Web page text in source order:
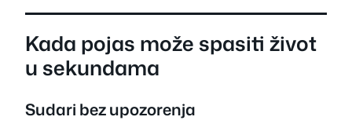
Kada pojas može spasiti život
u sekundama
Sudari bez upozorenja